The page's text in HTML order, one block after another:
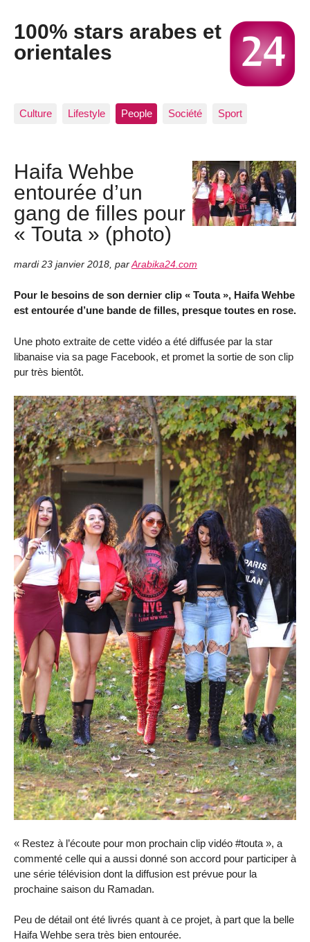
100% stars arabes et
orientales
Culture Lifestyle People Société Sport
Haifa Wehbe
entourée d’un
gang de filles pour
« Touta » (photo)
mardi 23 janvier 2018, parArabika24.com
Pour le besoins de son dernier clip « Touta », Haifa Wehbe
est entourée d’une bande de filles, presque toutes en rose.
Une photo extraite de cette vidéo a été diffusée par la star
libanaise via sa page Facebook, et promet la sortie de son clip
pur très bientôt.
« Restez à l’écoute pour mon prochain clip vidéo #touta », a
commenté celle qui a aussi donné son accord pour participer à
une série télévision dont la diffusion est prévue pour la
prochaine saison du Ramadan.
Peu de détail ont été livrés quant à ce projet, à part que la belle
Haifa Wehbe sera très bien entourée.